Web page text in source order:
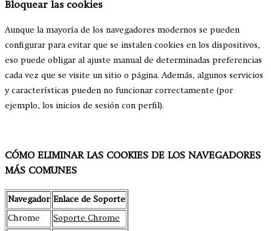
Bloquear las cookies
Aunque la mayoría de los navegadores modernos se pueden
configurar para evitar que se instalen cookies en los dispositivos,
eso puede obligar al ajuste manual de determinadas preferencias
cada vez que se visite un sitio o página. Además, algunos servicios
y características pueden no funcionar correctamente (por
ejemplo, los inicios de sesión con perfil).
CÓMO ELIMINAR LAS COOKIES DE LOS NAVEGADORES
MÁS COMUNES
Navegador Enlace de Soporte
Chrome Soporte Chrome